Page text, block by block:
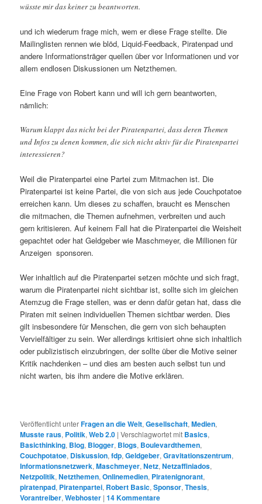
wüsste mir das keiner zu beantworten.
und ich wiederum frage mich, wem er diese Frage stellte. Die
Mailinglisten rennen wie blöd, Liquid-Feedback, Piratenpad und
andere Informationsträger quellen über vor Informationen und vor
allem endlosen Diskussionen um Netzthemen.
Eine Frage von Robert kann und will ich gern beantworten,
nämlich:
Warum klappt das nicht bei der Piratenpartei, dass deren Themen
und Infos zu denen kommen, die sich nicht aktiv für die Piratenpartei
interessieren?
Weil die Piratenpartei eine Partei zum Mitmachen ist. Die
Piratenpartei ist keine Partei, die von sich aus jede Couchpotatoe
erreichen kann. Um dieses zu schaffen, braucht es Menschen
die mitmachen, die Themen aufnehmen, verbreiten und auch
gern kritisieren. Auf keinem Fall hat die Piratenpartei die Weisheit
gepachtet oder hat Geldgeber wie Maschmeyer, die Millionen für
Anzeigen sponsoren.
Wer inhaltlich auf die Piratenpartei setzen möchte und sich fragt,
warum die Piratenpartei nicht sichtbar ist, sollte sich im gleichen
Atemzug die Frage stellen, was er denn dafür getan hat, dass die
Piraten mit seinen individuellen Themen sichtbar werden. Dies
gilt insbesondere für Menschen, die gern von sich behaupten
Vervielfältiger zu sein. Wer allerdings kritisiert ohne sich inhaltlich
oder publizistisch einzubringen, der sollte über die Motive seiner
Kritik nachdenken – und dies am besten auch selbst tun und
nicht warten, bis ihm andere die Motive erklären.
Veröffentlicht unterFragen an die Welt,Gesellschaft,Medien,
Musste raus, Politik,Web 2.0 |Verschlagwortet mit Basics,
Basicthinking, Blog, Blogger, Blogs, Boulevardthemen,
Couchpotatoe, Diskussion,fdp,Geldgeber,Gravitationszentrum,
Informationsnetzwerk,Maschmeyer,Netz,Netzaffiniados,
Netzpolitik,Netzthemen,Onlinemedien, Piratenignorant,
piratenpad, Piratenpartei, Robert Basic,Sponsor,Thesis,
Vorantreiber,Webhoster |14Kommentare